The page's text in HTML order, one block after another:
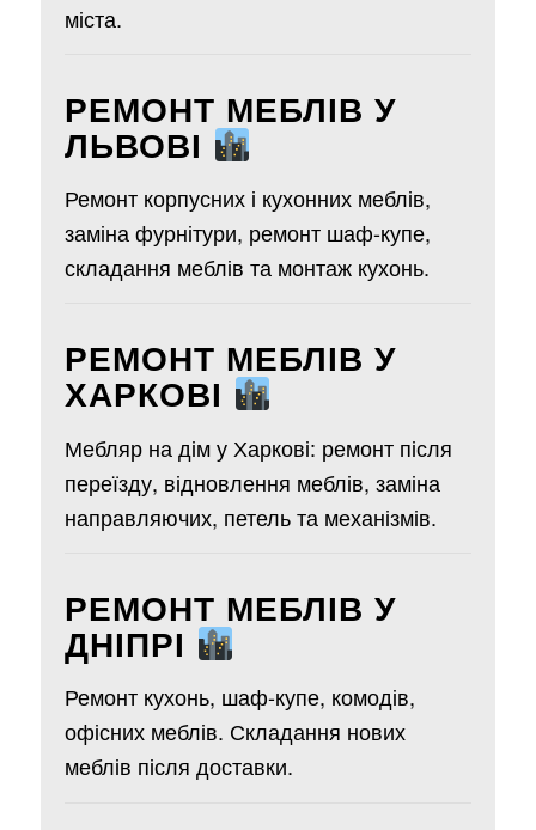
міста.
РЕМОНТ МЕБЛІВ У
ЛЬВОВІ
Ремонт корпусних і кухонних меблів,
заміна фурнітури, ремонт шаф-купе,
складання меблів та монтаж кухонь.
РЕМОНТ МЕБЛІВ У
ХАРКОВІ
Мебляр на дім у Харкові: ремонт після
переїзду, відновлення меблів, заміна
направляючих, петель та механізмів.
РЕМОНТ МЕБЛІВ У
ДНІПРІ
Ремонт кухонь, шаф-купе, комодів,
офісних меблів. Складання нових
меблів після доставки.